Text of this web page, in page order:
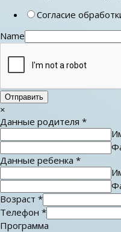
Согласие
Name
Отправить
×
Данные родителя *
Данные ребенка *
Возраст *
Телефон *
Программа